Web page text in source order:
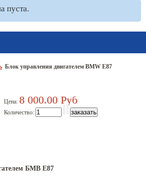
пуста.
Блок управления двигателем BMW E87
Цена: 8 000.00 Руб
Количество:
БМВ Е87